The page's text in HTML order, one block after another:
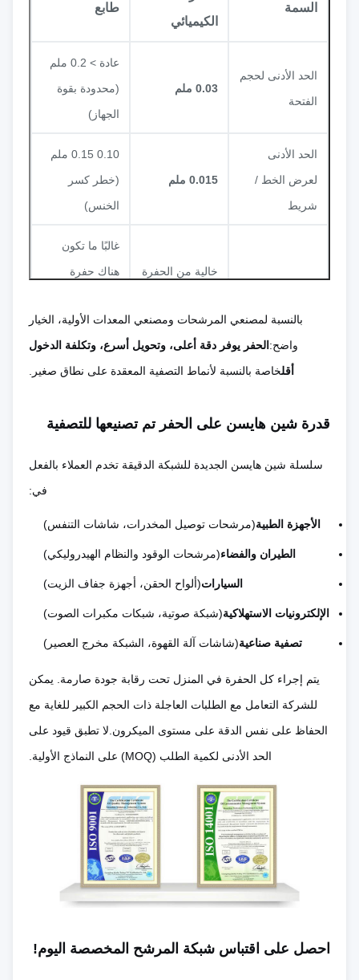
السمة
الكيميائي
الحد الأدنى لحجم
الفتحة
عادة > 0.2 ملم
(محدودة بقوة
الجهاز)
الحد الأدنى
لعرض الخط /
شريط
0.015 ملم
0.10 0.15 ملم
(خطر كسر
الخنس)
خالية من الحفرة
تتدحرج
غالبًا ما تكون
هناك حفرة
يتطلب إزالة
الحفرة الثانوية
الميكانيكي
صفر لا يوجد
والتشوهات،
الصغيرة
لا توجد أدوات
ثابتة‬ تكلفة
منخفضة
المطبقات الثمينة
الثمينة، وقتاً
طويلاً
النموذج الأولي و
تكلفة الدفعة
الصغيرة
منخفضة جدا، لا
تكلفة الموت،
الإعداد السريع
توزيعات عالية
يجعل
المجموعات
الصغيرة غير
اقتصادية
غير محدودة أي
شكل، فتحات،
فتحات، أنماط
الحرية
الميزات الداخلية
المحدودة و
المعقدة تتطلب
إعدادات تدريجية
(مثالي للأوراق
0.1 6 ملم
عرضة لتمزيق/
بالنسبة لمصنعي المرشحات ومصنعي المعدات الأولية، الخيار
واضح:الحفر يوفر دقة أعلى، وتحويل أسرع، وتكلفة الدخول
خاصة بالنسبة لأنماط التصفية المعقدة على نطاق صغير.
قدرة شين هايسن على الحفر تم تصنيعها للتصفية
سلسلة شين هايسن الجديدة للشبكة الدقيقة تخدم العملاء بالفعل
الأجهزة الطبية (مرشحات توصيل المخدرات، شاشات التنفس)
الطيران والفضاء(مرشحات الوقود والنظام الهيدروليكي)
السيارات(ألواح الحقن، أجهزة جفاف الزيت)
الإلكترونيات الاستهلاكية(شبكة صوتية، شبكات مكبرات الصوت)
تصفية صناعية(شاشات آلة القهوة، الشبكة مخرج العصير)
يتم إجراء كل الحفرة في المنزل تحت رقابة جودة صارمة. يمكن
للشركة التعامل مع الطلبات العاجلة ذات الحجم الكبير للغاية مع
الحفاظ على نفس الدقة على مستوى الميكرون.لا تطبق قيود على
الحد الأدنى لكمية الطلب (MOQ) على النماذج الأولية.
احصل على اقتباس شبكة المرشح المخصصة اليوم!